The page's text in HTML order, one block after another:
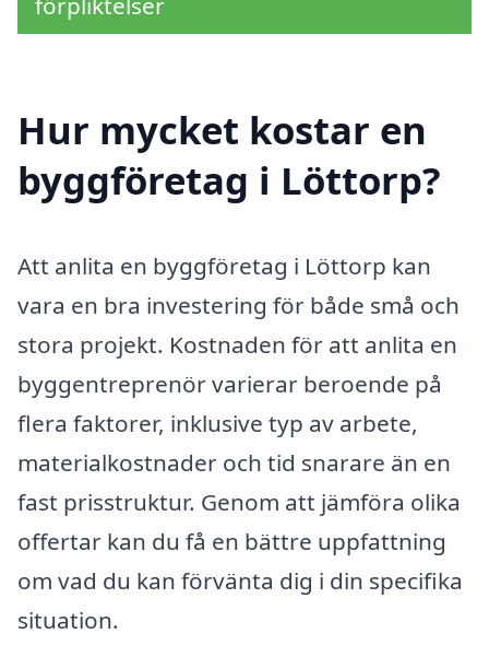
Hur mycket kostar en
byggföretag i Löttorp?
Att anlita en byggföretag i Löttorp kan
vara en bra investering för både små och
stora projekt. Kostnaden för att anlita en
byggentreprenör varierar beroende på
flera faktorer, inklusive typ av arbete,
materialkostnader och tid snarare än en
fast prisstruktur. Genom att jämföra olika
offertar kan du få en bättre uppfattning
om vad du kan förvänta dig i din specifika
situation.